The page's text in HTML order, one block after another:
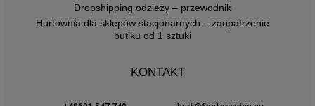
Dropshipping odzieży – przewodnik
Hurtownia dla sklepów stacjonarnych – zaopatrzenie
butiku od 1 sztuki
KONTAKT